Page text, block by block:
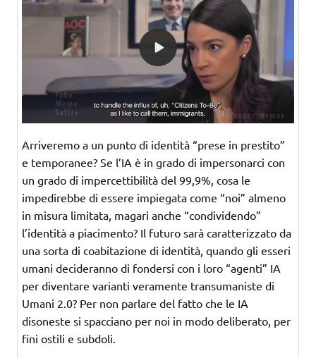
Arriveremo a un punto di identità “prese in prestito”
e temporanee? Se l’IA è in grado di impersonarci con
un grado di impercettibilità del 99,9%, cosa le
impedirebbe di essere impiegata come “noi” almeno
in misura limitata, magari anche “condividendo”
l’identità a piacimento? Il futuro sarà caratterizzato da
una sorta di coabitazione di identità, quando gli esseri
umani decideranno di fondersi con i loro “agenti” IA
per diventare varianti veramente transumaniste di
Umani 2.0? Per non parlare del fatto che le IA
disoneste si spacciano per noi in modo deliberato, per
fini ostili e subdoli.